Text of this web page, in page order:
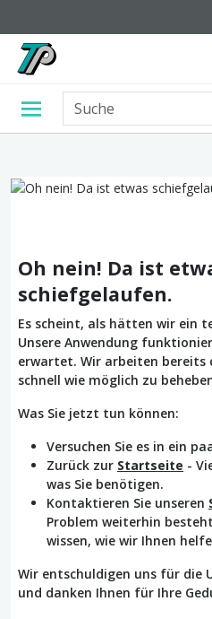
Oh nein! Da ist
schiefgelaufen.
Es scheint, als hätten wir ein
Unsere Anwendung
erwartet. Wir arbeiten bereits
schnell wie möglich zu
Was Sie jetzt tun können:
Versuchen Sie es in ein
Zurück zur Startseite -
was Sie benötigen.
Kontaktieren Sie unseren
Problem weiterhin
wissen, wie wir Ihnen
Wir entschuldigen uns für die
und danken Ihnen für Ihre